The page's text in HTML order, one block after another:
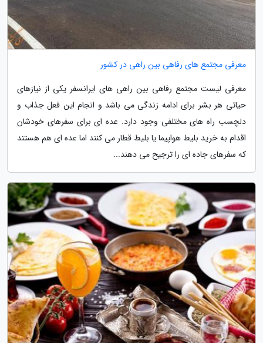
معرفی مجتمع های رفاهی بین راهی در کشور
معرفی لیست مجتمع رفاهی بین راهی های ایرانسفر یکی از نیازهای
حیاتی هر بشر برای ادامه زندگی می باشد و انجام این فعل جذاب و
دلچسب راه های مختلفی وجود دارد. عده ای برای سفرهای خودشان
اقدام به خرید بلیط هواپیما یا بلیط قطار می کنند اما عده ای هم هستند
که سفرهای جاده ای را ترجیح می دهند...